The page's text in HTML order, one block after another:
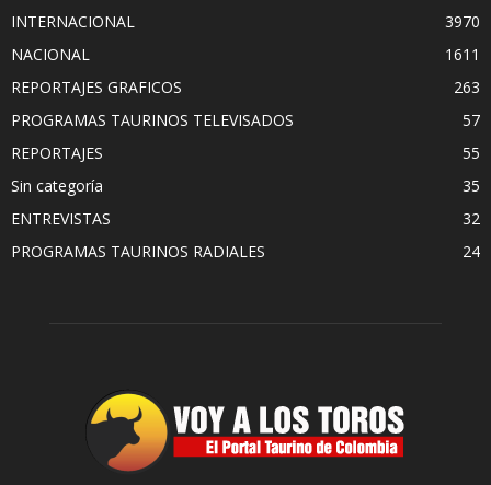
INTERNACIONAL
3970
NACIONAL
1611
REPORTAJES GRAFICOS
263
PROGRAMAS TAURINOS TELEVISADOS
57
REPORTAJES
55
Sin categoría
35
ENTREVISTAS
32
PROGRAMAS TAURINOS RADIALES
24